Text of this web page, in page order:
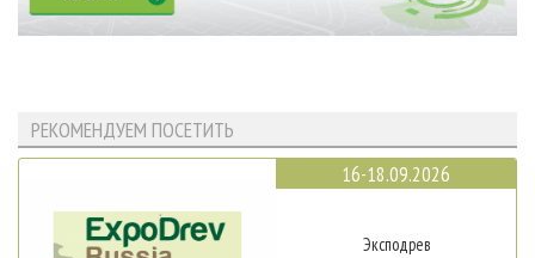
РЕКОМЕНДУЕМ ПОСЕТИТЬ
16-18.09.2026
Эксподрев